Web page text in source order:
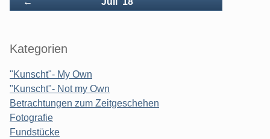
Kategorien
"Kunscht"- My Own
"Kunscht"- Not my Own
Betrachtungen zum Zeitgeschehen
Fotografie
Fundstücke